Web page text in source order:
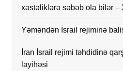
xəstəliklərə səbəb ola bilər
Yəməndən İsrail rejiminə
İran İsrail rejimi təhdidinə
layihəsi